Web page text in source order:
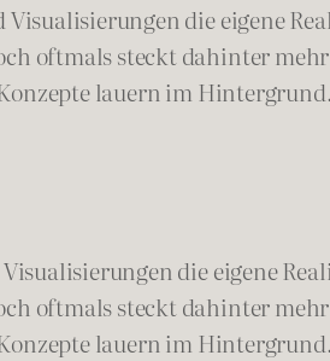
die eigene
oftmals steckt dahinter
lauern im Hintergrund.
die eigene
oftmals steckt dahinter
lauern im Hintergrund.